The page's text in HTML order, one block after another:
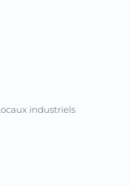
industriels